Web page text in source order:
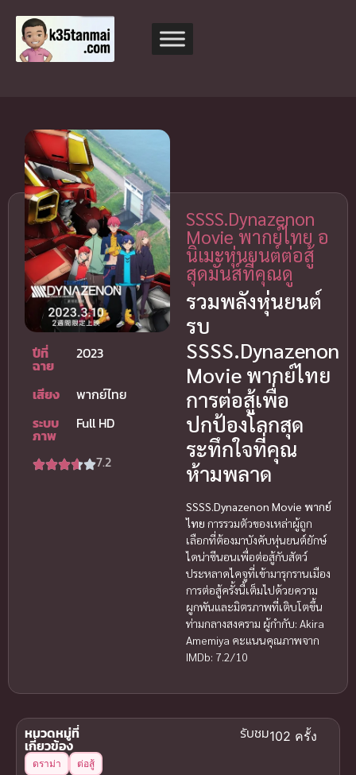
ปีที่
ฉาย
2023
เสียง
พากย์ไทย
ระบบ
ภาพ
Full HD
7.2
SSSS.Dynazenon
Movie พากย์ไทย อ
นิเมะหุ่นยนต์ต่อสู้
สุดมันส์ที่คุณดู
รวมพลังหุ่นยนต์
รบ
SSSS.Dynazenon
Movie พากย์ไทย
การต่อสู้เพื่อ
ปกป้องโลกสุด
ระทึกใจที่คุณ
ห้ามพลาด
SSSS.Dynazenon Movie พากย์
ไทย การรวมตัวของเหล่าผู้ถูก
เลือกที่ต้องมาบังคับหุ่นยนต์ยักษ์
ไดน่าซีนอนเพื่อต่อสู้กับสัตว์
ประหลาดไคจูที่เข้ามารุกรานเมือง
การต่อสู้ครั้งนี้เต็มไปด้วยความ
ผูกพันและมิตรภาพที่เติบโตขึ้น
ท่ามกลางสงคราม ผู้กำกับ: Akira
Amemiya คะแนนคุณภาพจาก
IMDb: 7.2/10
รับชม102 ครั้ง
หมวดหมู่ที่
เกี่ยวข้อง
ดราม่า
ต่อสู้